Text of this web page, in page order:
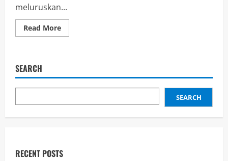
meluruskan...
Read More
SEARCH
SEARCH
RECENT POSTS